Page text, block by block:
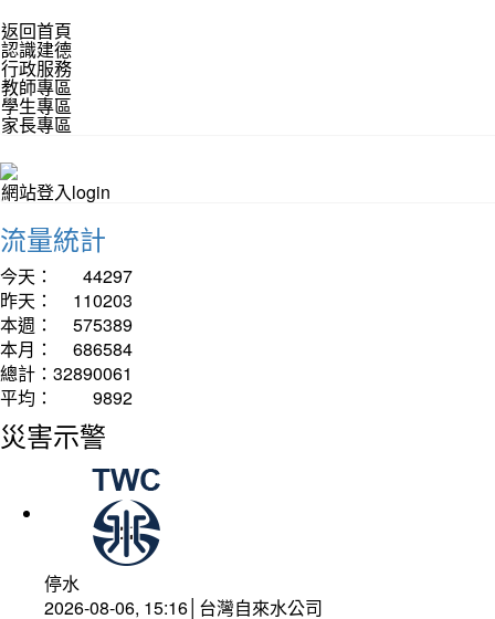
返回首頁
認識建德
行政服務
教師專區
學生專區
家長專區
網站登入login
流量統計
今天：
44297
昨天：
110203
本週：
575389
本月：
686584
總計： 32890061
平均：
9892
災害示警
停水
2026-08-06, 15:16│台灣自來水公司